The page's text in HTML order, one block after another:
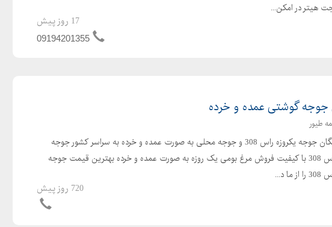
هیتر در امکن...
17 روز پیش
09194201355
گوشتی عمده و خرده
طیور
ارسال رایگان جوجه یکروزه راس 308 و جوجه محلی به صورت عمده و خرده به سراسر کشور جوجه
یکروزه راس 308 با کیفیت فروش مرغ بومی یک روزه به صورت عمده و خرده بهترین قیمت جوجه
د...
720 روز پیش